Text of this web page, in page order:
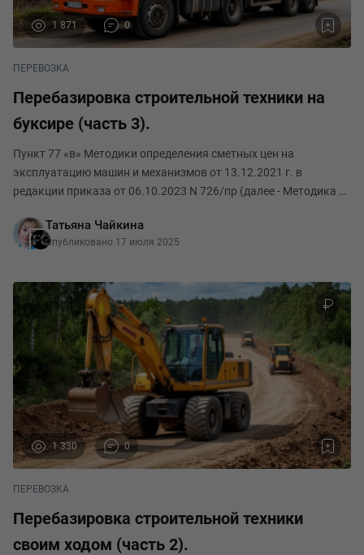
1 871 0
ПЕРЕВОЗКА
Перебазировка строительной техники на
буксире (часть 3).
Пункт 77 «в» Методики определения сметных цен на
эксплуатацию машин и механизмов от 13.12.2021 г. в
редакции приказа от 06.10.2023 N 726/пр (далее - Методика №
транспортируются на буксире (на жесткой сцепке) на расстоя
Татьяна Чайкина
Опубликовано 17 июля 2025
1 330 0
ПЕРЕВОЗКА
Перебазировка строительной техники
своим ходом (часть 2).